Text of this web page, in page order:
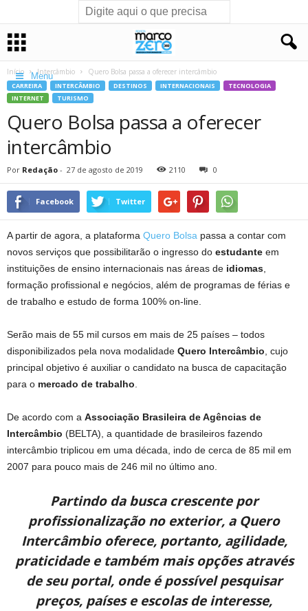
Menu
Início Intercâmbio Quero Bolsa passa a oferecer intercâmbio
CARREIRA INTERCÂMBIO DESTINOS INTERNACIONAIS
TECNOLOGIA
INTERNET
TURISMO
Quero Bolsa passa a oferecer
intercâmbio
Por Redação - 27 de agosto de 2019 2110 0
Facebook Twitter
A partir de agora, a plataforma Quero Bolsa passa a contar com
novos serviços que possibilitarão o ingresso do estudante em
instituições de ensino internacionais nas áreas de idiomas
formação profissional e negócios, além de programas de férias e
de trabalho e estudo de forma 100% on-line.
Serão mais de 55 mil cursos em mais de 25 países – todos
disponibilizados pela nova modalidade Quero Intercâmbio , cujo
principal objetivo é auxiliar o candidato na busca de capacitação
para o mercado de trabalho
De acordo com a Associação Brasileira de Agências de
Intercâmbio (BELTA), a quantidade de brasileiros fazendo
intercâmbio triplicou em uma década, indo de cerca de 85 mil em
2007 para pouco mais de 246 mil no último ano.
Partindo da busca crescente por
profissionalização no exterior, a Quero
Intercâmbio oferece, portanto, agilidade,
praticidade e também mais opções através
de seu portal, onde é possível pesquisar
preços, países e escolas de interesse,